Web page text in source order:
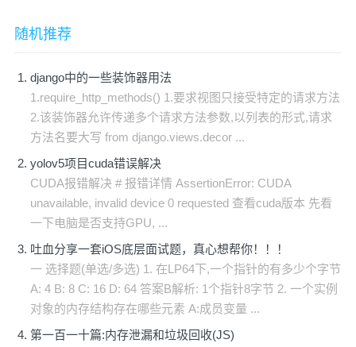
随机推荐
django中的一些装饰器用法
1.require_http_methods() 1.要求视图只接受特定的请求方法
2.该装饰器允许传递多个请求方法参数,以列表的形式,请求
方法名要大写 from django.views.decor ...
yolov5项目cuda错误解决
CUDA报错解决 # 报错详情 AssertionError: CUDA
unavailable, invalid device 0 requested 查看cuda版本 先看
一下电脑是否支持GPU, ...
吐血分享一套iOS底层面试题，真心想帮你！！！
一 选择题(单选/多选) 1. 在LP64下,一个指针的有多少个字节
A: 4 B: 8 C: 16 D: 64 答案B解析: 1个指针8字节 2. 一个实例
对象的内存结构存在哪些元素 A:成员变量 ...
第一百一十篇:内存泄漏和垃圾回收(JS)